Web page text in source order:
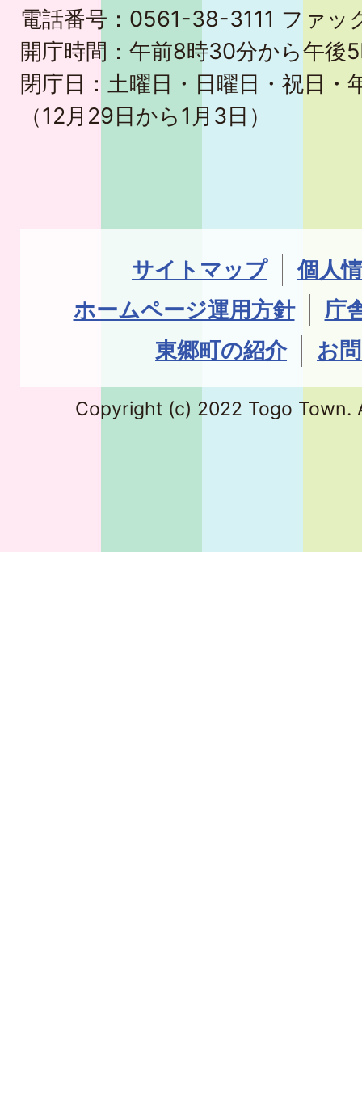
電話番号：0561-38-3111 ファ
開庁時間：午前8時30分から午後
閉庁日：土曜日・日曜日・祝日・
（12月29日から1月3日）
サイトマップ
個人
ホームページ運用方針
庁
東郷町の紹介
お
Copyright (c) 2022 Togo Town.